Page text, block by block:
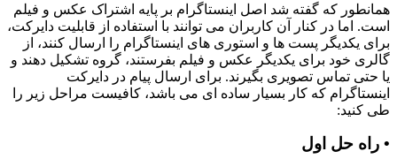
همانطور که گفته شد اصل اینستاگرام بر پایه اشتراک عکس و فیلم
است. اما در کنار آن کاربران می توانند با استفاده از قابلیت دایرکت،
برای یکدیگر پست ها و استوری های اینستاگرام را ارسال کنند، از
گالری خود برای یکدیگر عکس و فیلم بفرستند، گروه تشکیل دهند و
یا حتی تماس تصویری بگیرند. برای ارسال پیام در دایرکت
اینستاگرام که کار بسیار ساده ای می باشد، کافیست مراحل زیر را
طی کنید:
• راه حل اول